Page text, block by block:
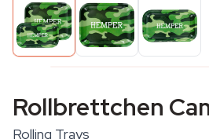
Rollbrettchen
Rolling Trays